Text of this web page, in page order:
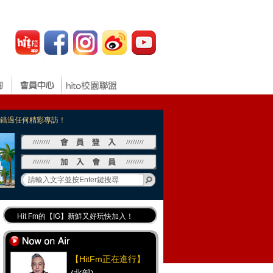
過任何精彩專訪！
Hit Fm的【IG】新鮮又好玩快加入！
Hit Fm【FB臉書粉絲團】等你加入！
最專業《DJ推薦》好音樂千萬別錯過！
好康報報 最新優惠訊息都在這！
【HitFm正在進行】